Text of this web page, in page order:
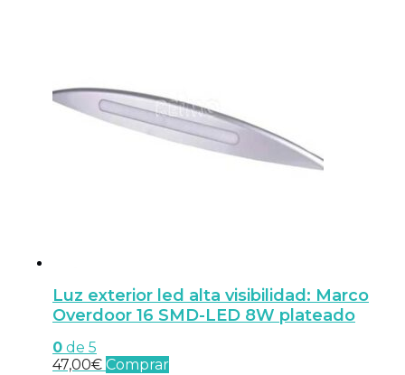
Luz exterior led alta visibilidad: Marco
Overdoor 16 SMD-LED 8W plateado
0 de 5
47,00€ Comprar